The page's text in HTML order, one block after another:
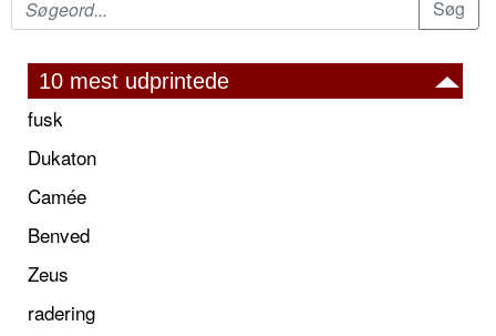
10 mest udprintede
fusk
Dukaton
Camée
Benved
Zeus
radering